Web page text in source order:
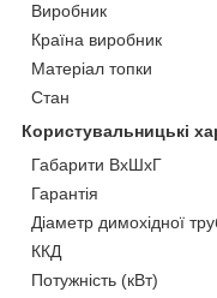
Виробник
Країна виробник
Матеріал топки
Стан
Користувальницькі
Габарити ВхШхГ
Гарантія
Діаметр димохідної
ККД
Потужність (кВт)